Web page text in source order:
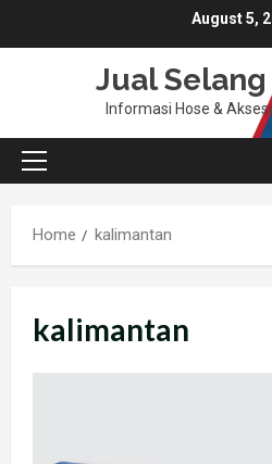
to
August 5,
Jual
Informasi Hose &
Primary
Home
kalimantan
kalimantan